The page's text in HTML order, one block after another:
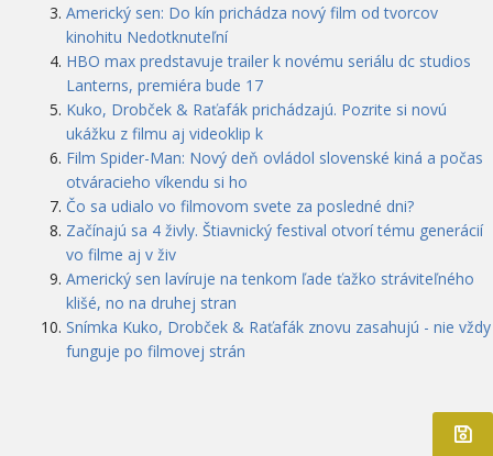
Americký sen: Do kín prichádza nový film od tvorcov
kinohitu Nedotknuteľní
HBO max predstavuje trailer k novému seriálu dc studios
Lanterns, premiéra bude 17
Kuko, Drobček & Raťafák prichádzajú. Pozrite si novú
ukážku z filmu aj videoklip k
Film Spider-Man: Nový deň ovládol slovenské kiná a počas
otváracieho víkendu si ho
Čo sa udialo vo filmovom svete za posledné dni?
Začínajú sa 4 živly. Štiavnický festival otvorí tému generácií
vo filme aj v živ
Americký sen lavíruje na tenkom ľade ťažko stráviteľného
klišé, no na druhej stran
Snímka Kuko, Drobček & Raťafák znovu zasahujú - nie vždy
funguje po filmovej strán